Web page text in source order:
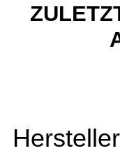
Hersteller